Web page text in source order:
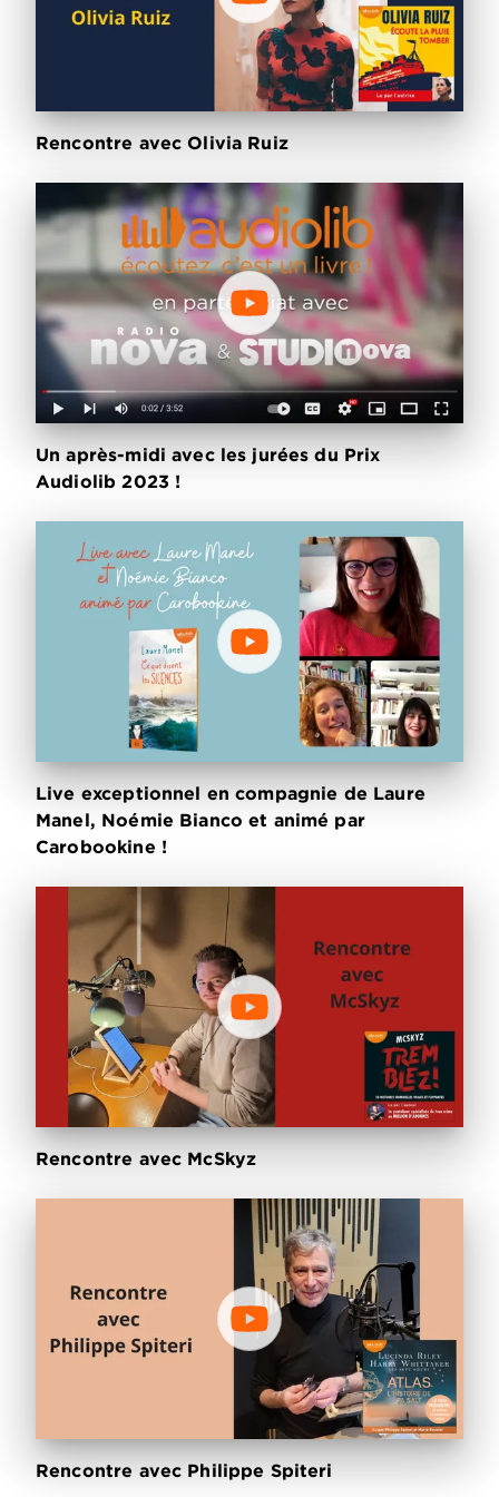
Rencontre avec Olivia Ruiz
Un après-midi avec les jurées du Prix
Audiolib 2023 !
Live exceptionnel en compagnie de Laure
Manel, Noémie Bianco et animé par
Carobookine !
Rencontre avec McSkyz
Rencontre avec Philippe Spiteri